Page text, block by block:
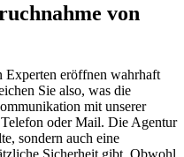
von
Experten eröffnen wahrhaft
Sie also, was die
mit unserer
oder Mail. Die Agentur
sondern auch eine
Sicherheit gibt. Obwohl